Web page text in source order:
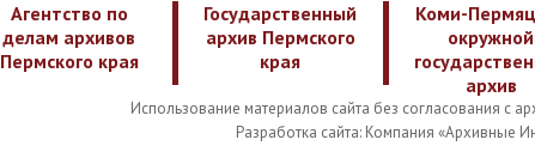
Агентство по
делам архивов
Пермского края
Государственный
архив Пермского
края
Коми-
окружной
архив
Использование материалов сайта без согласования с
Разработка сайта: Компания «Архивные